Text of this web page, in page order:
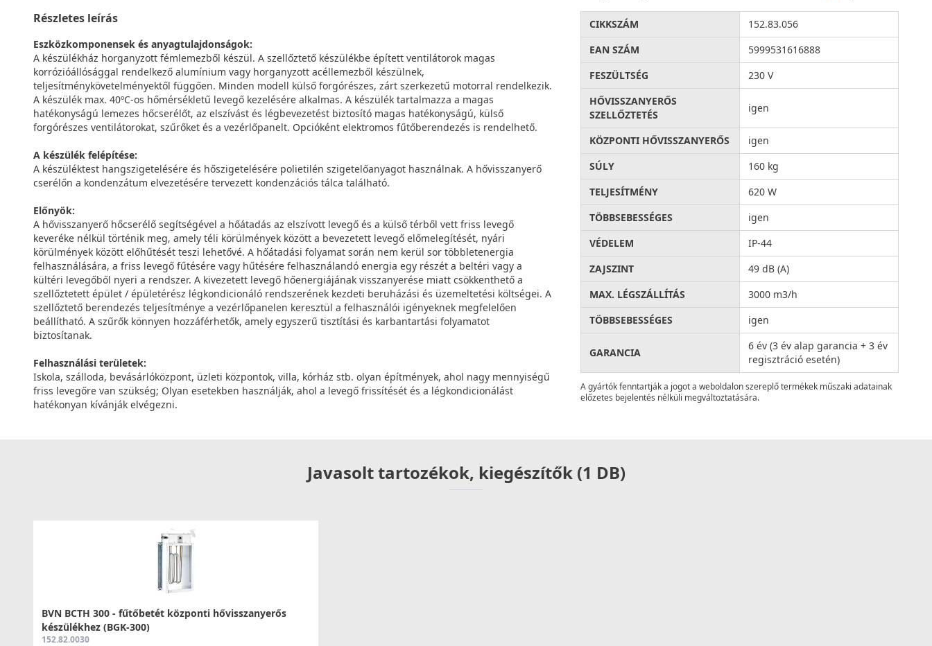
Részletes leírás
Eszközkomponensek és anyagtulajdonságok:
A készülékház horganyzott fémlemezből készül. A szellőztető készülékbe épített ventilátorok magas
korrózióállósággal rendelkező alumínium vagy horganyzott acéllemezből készülnek,
teljesítménykövetelményektől függően. Minden modell külső forgórészes, zárt szerkezetű motorral rendelkezik.
A készülék max. 40ºC-os hőmérsékletű levegő kezelésére alkalmas. A készülék tartalmazza a magas
hatékonyságú lemezes hőcserélőt, az elszívást és légbevezetést biztosító magas hatékonyságú, külső
forgórészes ventilátorokat, szűrőket és a vezérlőpanelt. Opcióként elektromos fűtőberendezés is rendelhető.
A készülék felépítése:
A készüléktest hangszigetelésére és hőszigetelésére polietilén szigetelőanyagot használnak. A hővisszanyerő
cserélőn a kondenzátum elvezetésére tervezett kondenzációs tálca található.
Előnyök:
A hővisszanyerő hőcserélő segítségével a hőátadás az elszívott levegő és a külső térből vett friss levegő
keveréke nélkül történik meg, amely téli körülmények között a bevezetett levegő előmelegítését, nyári
körülmények között előhűtését teszi lehetővé. A hőátadási folyamat során nem kerül sor többletenergia
felhasználására, a friss levegő fűtésére vagy hűtésére felhasználandó energia egy részét a beltéri vagy a
kültéri levegőből nyeri a rendszer. A kivezetett levegő hőenergiájának visszanyerése miatt csökkenthető a
szellőztetett épület / épületérész légkondicionáló rendszerének kezdeti beruházási és üzemeltetési költségei. A
szellőztető berendezés teljesítménye a vezérlőpanelen keresztül a felhasználói igényeknek megfelelően
beállítható. A szűrők könnyen hozzáférhetők, amely egyszerű tisztítási és karbantartási folyamatot
biztosítanak.
Felhasználási területek:
Iskola, szálloda, bevásárlóközpont, üzleti központok, villa, kórház stb. olyan építmények, ahol nagy mennyiségű
friss levegőre van szükség; Olyan esetekben használják, ahol a levegő frissítését és a légkondicionálást
hatékonyan kívánják elvégezni.
CIKKSZÁM
152.83.056
EAN SZÁM
5999531616888
FESZÜLTSÉG
230 V
HŐVISSZANYERŐS
SZELLŐZTETÉS
igen
KÖZPONTI HŐVISSZANYERŐS
igen
SÚLY
160 kg
TELJESÍTMÉNY
620 W
TÖBBSEBESSÉGES
igen
VÉDELEM
IP-44
ZAJSZINT
49 dB (A)
MAX. LÉGSZÁLLÍTÁS
3000 m3/h
TÖBBSEBESSÉGES
igen
GARANCIA
6 év (3 év alap garancia + 3 év
regisztráció esetén)
A gyártók fenntartják a jogot a weboldalon szereplő termékek műszaki adatainak
előzetes bejelentés nélküli megváltoztatására.
Javasolt tartozékok, kiegészítők (1 DB)
BVN BCTH 300 - fűtőbetét központi hővisszanyerős
készülékhez (BGK-300)
152.82.0030